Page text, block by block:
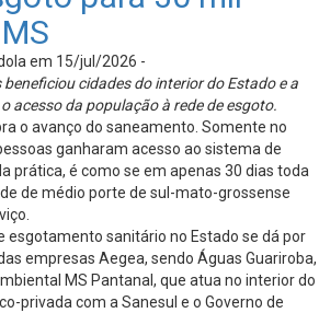
em 15/jul/2026 -
beneficiou cidades do interior do Estado e a
acesso da população à rede de esgoto.
o avanço do saneamento. Somente no
ganharam acesso ao sistema de
prática, é como se em apenas 30 dias toda
de médio porte de sul-mato-grossense
esgotamento sanitário no Estado se dá por
empresas Aegea, sendo Águas Guariroba,
MS Pantanal, que atua no interior do
privada com a Sanesul e o Governo de